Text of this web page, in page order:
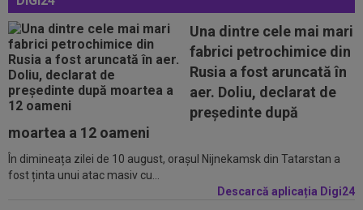
Una dintre cele mai mari
fabrici petrochimice din
Rusia a fost aruncată în
aer. Doliu, declarat de
președinte după
moartea a 12 oameni
În dimineața zilei de 10 august, orașul Nijnekamsk din Tatarstan a
fost ținta unui atac masiv cu...
Descarcă aplicația Digi24
11:20
Mesajul afișat în biroul lui Mario Felgueiras: ”În
viaţă, putem controla doar...
11:12
David Miculescu a plecat în Anglia și mai are de
așteptat până la debutul în...
11:04 EXCLUSIV
Ionel Ganea, primele declarații
după revenirea în fotbal! Ce mesaj a avut...
12:02
Real Madrid s-a reorientat după refuzul lui
Rodri. 90 de milioane de euro!